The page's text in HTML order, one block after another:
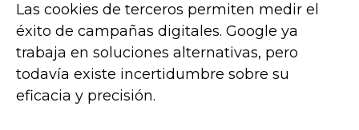
Las cookies de terceros permiten medir el
éxito de campañas digitales. Google ya
trabaja en soluciones alternativas, pero
todavía existe incertidumbre sobre su
eficacia y precisión.